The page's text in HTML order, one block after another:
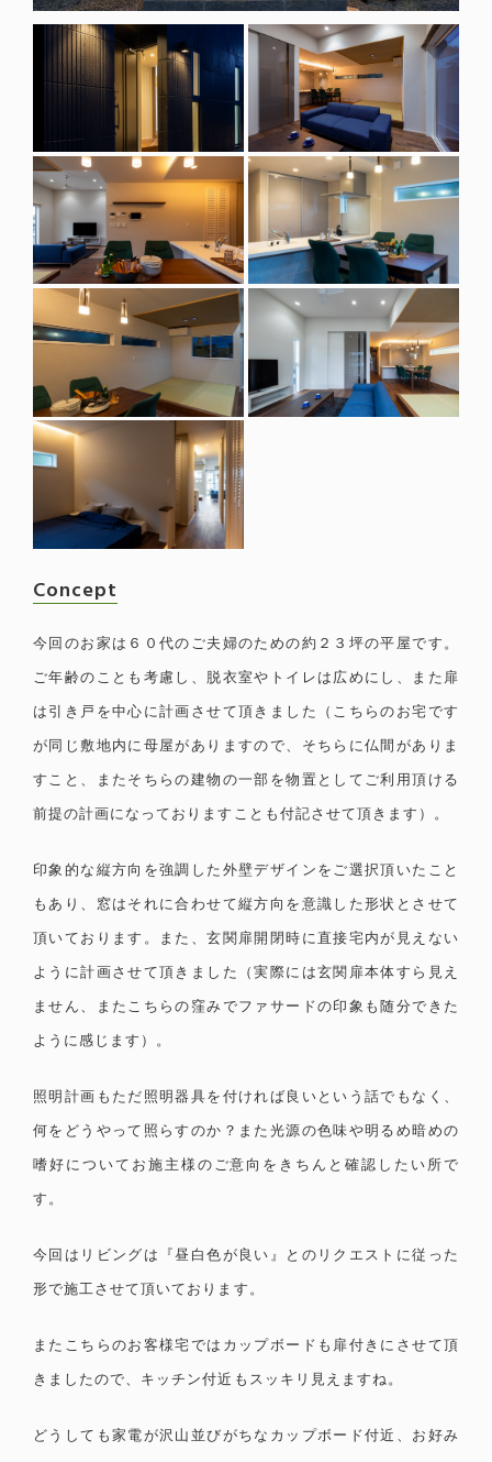
Concept
今回のお家は６０代のご夫婦のための約２３坪の平屋です。
ご年齢のことも考慮し、脱衣室やトイレは広めにし、また扉
は引き戸を中心に計画させて頂きました（こちらのお宅です
が同じ敷地内に母屋がありますので、そちらに仏間がありま
すこと、またそちらの建物の一部を物置としてご利用頂ける
前提の計画になっておりますことも付記させて頂きます）。
印象的な縦方向を強調した外壁デザインをご選択頂いたこと
もあり、窓はそれに合わせて縦方向を意識した形状とさせて
頂いております。 また、玄関扉開閉時に直接宅内が見えない
ように計画させて頂きました（実際には玄関扉本体すら見え
ません、またこちらの窪みでファサードの印象も随分できた
ように感じます）。
照明計画もただ照明器具を付ければ良いという話でもなく、
何をどうやって照らすのか？また光源の色味や明るめ暗めの
嗜好についてお施主様のご意向をきちんと確認したい所で
す。
今回はリビングは『昼白色が良い』とのリクエストに従った
形で施工させて頂いております。
またこちらのお客様宅ではカップボードも扉付きにさせて頂
きましたので、キッチン付近もスッキリ見えますね。
どうしても家電が沢山並びがちなカップボード付近、お好み